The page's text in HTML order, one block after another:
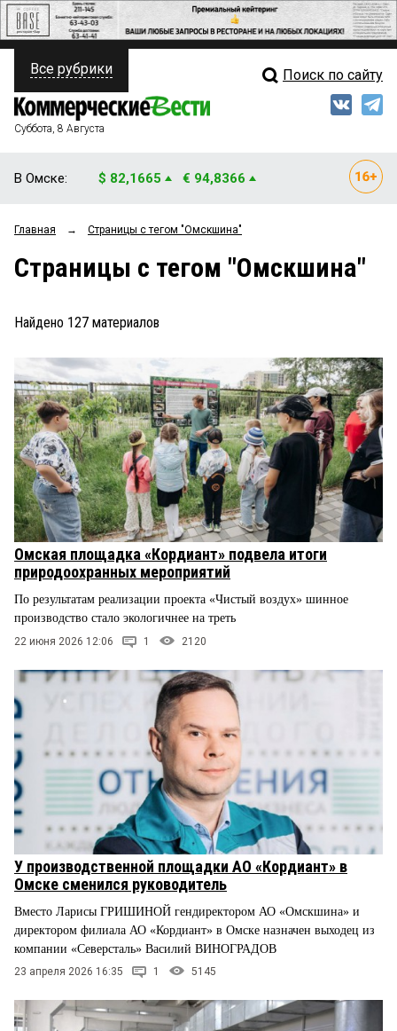
ПОЛИТИКА
ФИНАНСЫ
ОБЩЕСТВО
ЗАКОН
НОВОСТИ КОМПАНИЙ
ПРОИСШЕСТВИЯ
СТИЛЬ ЖИЗНИ
Свежий выпуск
Мнения
Рейтинги
Все рубрики Поиск по сайту
Суббота, 8 Августа
В Омске: $ 82,1665 € 94,8366
Главная → Страницы c тегом "Омскшина"
Страницы c тегом "Омскшина"
Найдено 127 материалов
Омская площадка «Кордиант» подвела итоги
природоохранных мероприятий
По результатам реализации проекта «Чистый воздух» шинное
производство стало экологичнее на треть
22 июня 2026 12:06 1 2120
У производственной площадки АО «Кордиант» в
Омске сменился руководитель
Вместо Ларисы ГРИШИНОЙ гендиректором АО «Омскшина» и
директором филиала АО «Кордиант» в Омске назначен выходец из
компании «Северсталь» Василий ВИНОГРАДОВ
23 апреля 2026 16:35 1 5145